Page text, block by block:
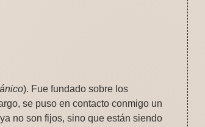
). Fue fundado sobre los
se puso en contacto conmigo un
no son fijos, sino que están siendo